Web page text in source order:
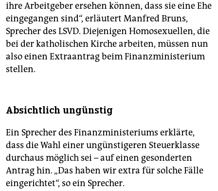
ihre Arbeitgeber ersehen können, dass sie eine Ehe
eingegangen sind“, erläutert Manfred Bruns,
Sprecher des LSVD. Diejenigen Homosexuellen, die
bei der katholischen Kirche arbeiten, müssen nun
also einen Extraantrag beim Finanzministerium
stellen.
Absichtlich ungünstig
Ein Sprecher des Finanzministeriums erklärte,
dass die Wahl einer ungünstigeren Steuerklasse
durchaus möglich sei – auf einen gesonderten
Antrag hin. „Das haben wir extra für solche Fälle
eingerichtet“, so ein Sprecher.